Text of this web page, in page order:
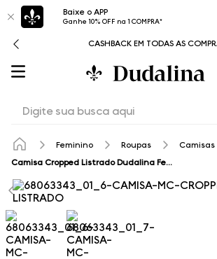
Baixe o APP
Ganhe 10% OFF na 1 COMPRA*
CASHBACK EM TODAS AS
Feminino Roupas
Camisas
Camisa Cropped Listrado Dudalina Feminina